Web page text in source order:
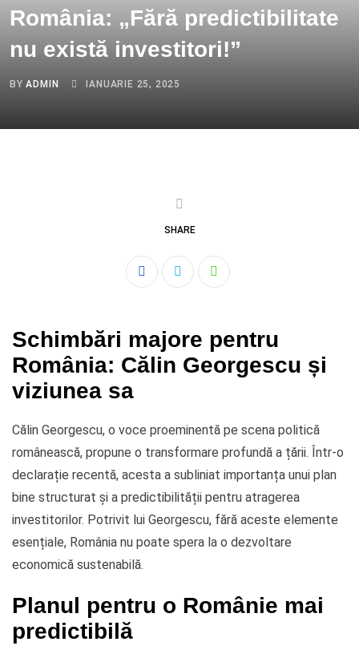
România: „Fără predictibilitate
nu există investitori!”
BYADMIN IANUARIE 25, 2025
SHARE
Whatsapp
Schimbări majore pentru
România: Călin Georgescu și
viziunea sa
Călin Georgescu, o voce proeminentă pe scena politică
românească, propune o transformare profundă a țării. Într-o
declarație recentă, acesta a subliniat importanța unui plan
bine structurat și a predictibilității pentru atragerea
investitorilor. Potrivit lui Georgescu, fără aceste elemente
esențiale, România nu poate spera la o dezvoltare
economică sustenabilă.
Planul pentru o Românie mai
predictibilă